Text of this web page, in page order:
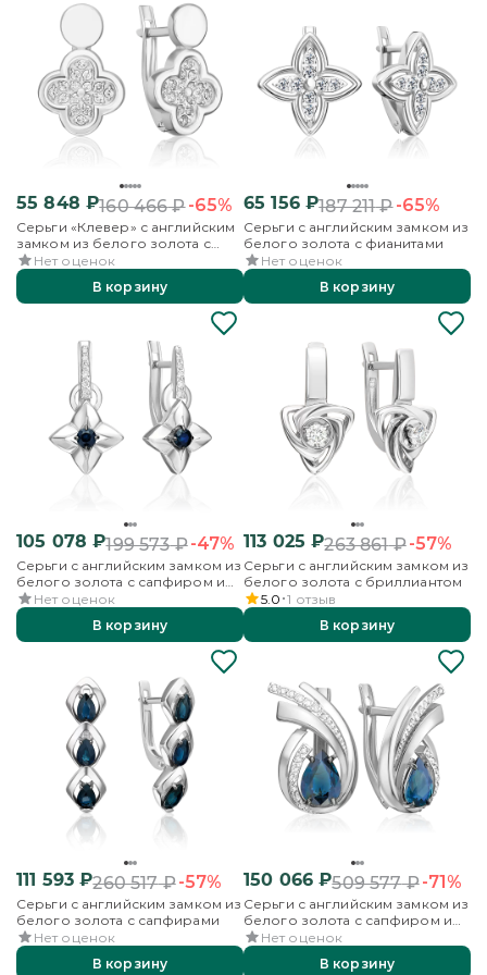
55 848 ₽160 466₽-65%
Серьги «Клевер» с английским
замком из белого золота с
фианитами
Нет оценок
В корзину
65 156₽187 211₽-65%
Серьги с английским замком из
белого золота с фианитами
Нет оценок
В корзину
105 078 ₽199 573₽-47%
Серьги с английским замком из
белого золота с сапфиром и
бриллиантами
Нет оценок
В корзину
113 025 ₽263 861₽-57%
Серьги с английским замком из
белого золота с бриллиантом
5.0 1 отзыв
В корзину
111 593 ₽260 517₽-57%
Серьги с английским замком из
белого золота с сапфирами
Нет оценок
В корзину
150 066 ₽509 577₽-71%
Серьги с английским замком из
белого золота с сапфиром и
бриллиантами
Нет оценок
В корзину